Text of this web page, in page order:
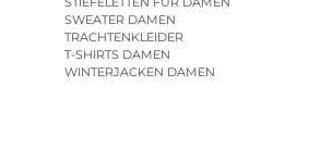
SWEATER DAMEN
TRACHTENKLEIDER
T-SHIRTS DAMEN
WINTERJACKEN DAMEN